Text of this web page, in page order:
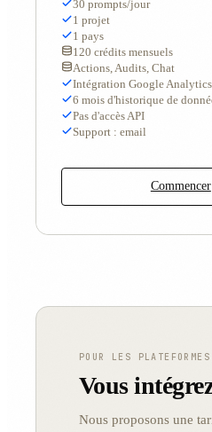
30 prompts/jour
1 projet
1 pays
120 crédits mensuels
Actions, Audits, Chat
Intégration Google Analytics
6 mois d'historique de
Pas d'accès API
Support : email
Commencer
POUR LES PLATEFORMES
Vous
Nous proposons une